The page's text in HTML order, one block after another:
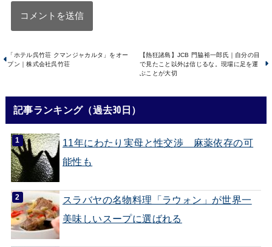
「ホテル呉竹荘 クマンジャカルタ」をオー
プン｜株式会社呉竹荘
【熱狂諸島】JCB 門脇裕一郎氏｜自分の目
で見たこと以外は信じるな。現場に足を運
ぶことが大切
記事ランキング（過去30日）
11年にわたり実母と性交渉 麻薬依存の可
能性も
スラバヤの名物料理「ラウォン」が世界一
美味しいスープに選ばれる